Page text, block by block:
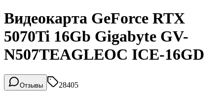
Видеокарта GeForce RTX
5070Ti 16Gb Gigabyte GV-
N507TEAGLEOC ICE-16GD
Отзывы
28405